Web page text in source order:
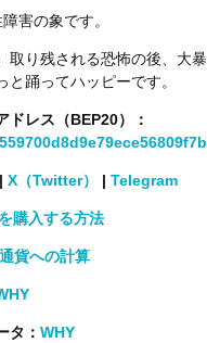
害の象です。
取り残される恐怖の後、大
と踊ってハッピーです。
ドレス（BEP20）：
| X（Twitter） | Telegram
購入する方法
貨への計算
タ： WHY